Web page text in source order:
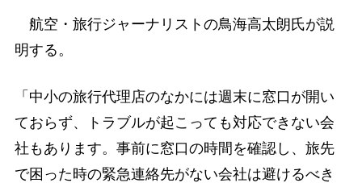
航空・旅行ジャーナリストの鳥海高太朗氏が説
明する。
「中小の旅行代理店のなかには週末に窓口が開い
ておらず、トラブルが起こっても対応できない会
社もあります。事前に窓口の時間を確認し、旅先
で困った時の緊急連絡先がない会社は避けるべき